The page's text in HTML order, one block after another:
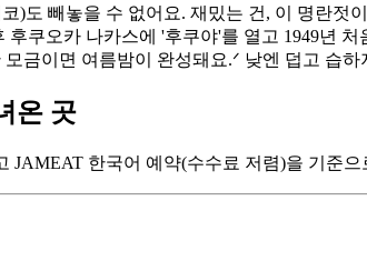
)도 빼놓을 수 없어요. 재밌는 건, 이 명란젓
후쿠오카 나카스에 '후쿠야'를 열고 1949년
금이면 여름밤이 완성돼요.ᐟ 낮엔 덥고 습
온 곳
JAMEAT 한국어 예약(수수료 저렴)을 기준으